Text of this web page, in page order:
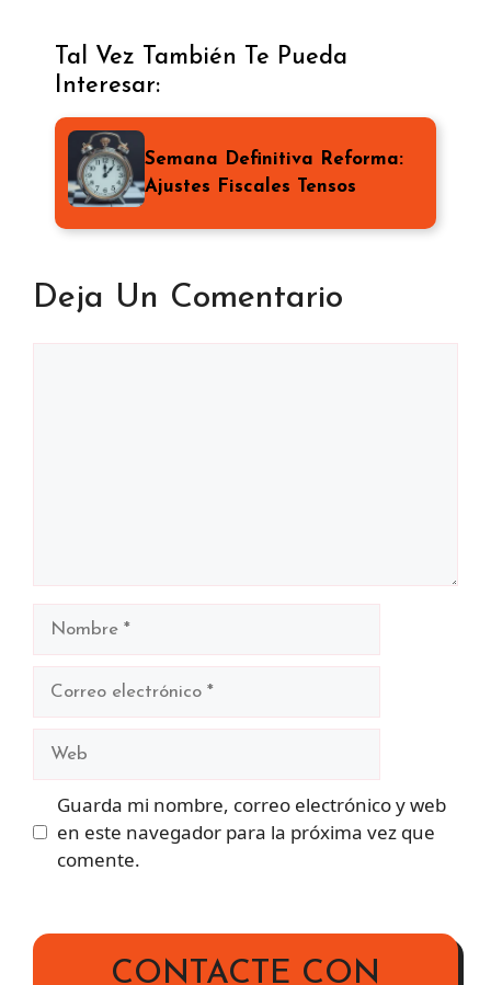
Tal Vez También Te Pueda
Interesar:
Semana Definitiva Reforma:
Ajustes Fiscales Tensos
Deja Un Comentario
Nombre
Guarda mi nombre, correo electrónico y web
en este navegador para la próxima vez que
comente.